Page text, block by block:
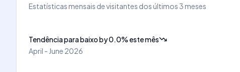
Estatísticas mensais de visitantes dos últimos 3 meses
Tendência para baixoby0.0%este mês
April - June 2026